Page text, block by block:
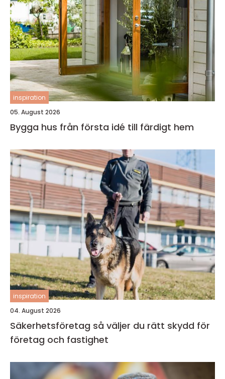
inspiration
05. August 2026
Bygga hus från första idé till färdigt hem
inspiration
04. August 2026
Säkerhetsföretag så väljer du rätt skydd för
företag och fastighet